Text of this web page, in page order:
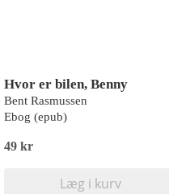
Hvor er bilen, Benny
Bent Rasmussen
Ebog (epub)
49 kr
Læg i kurv